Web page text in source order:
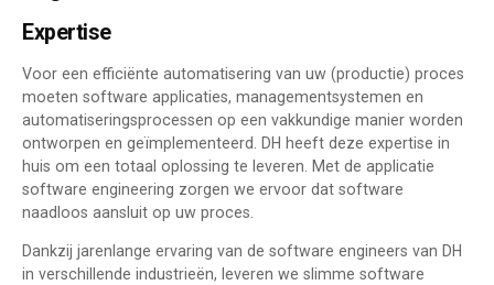
Expertise
Voor een efficiënte automatisering van uw (productie) proces
moeten software applicaties, managementsystemen en
automatiseringsprocessen op een vakkundige manier worden
ontworpen en geïmplementeerd. DH heeft deze expertise in
huis om een totaal oplossing te leveren. Met de applicatie
software engineering zorgen we ervoor dat software
naadloos aansluit op uw proces.
Dankzij jarenlange ervaring van de software engineers van DH
in verschillende industrieën, leveren we slimme software